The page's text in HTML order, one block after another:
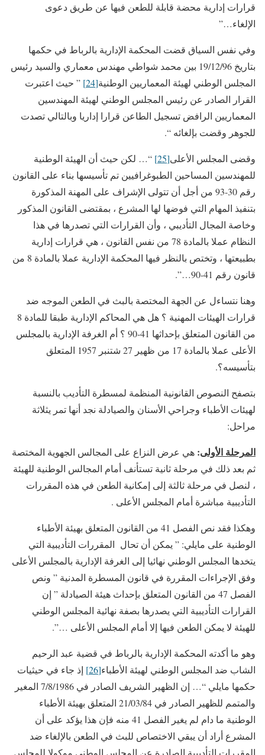
قرارات إدارية محضة قابلة للطعن فيها عن طريق دعوى
الإلغاء…”
وفي نفس السياق قضت المحكمة الإدارية بالرباط في حكمها
بتاريخ 19/12/96 بين محمد شواطي مهندس معماري والسيد رئيس
المجلس الوطني لهيئة المعماريين الوطنية[24]
” حيث اعتبرت
القرار الصادر عن رئيس المجلس الوطني لهيئة المهندسين
المعماريين الرافض تسجيل الطاعن قرارا إداريا وبالتالي تصدت
للجوهر وقضت بإلغائه “.
وقضى المجلس الأعلى[25]
“… لكن حيث أن الهيئة الوطنية
للمهندسين المساحين الطبوغرافيين تم تأسيسها بناء على القانون
رقم 30-93 من أجل أن تتولى الإشراف على المهنة المذكورة
بتنفيذ المهام التي فوضها لها المشرع ، بمقتضى القانون المذكور
وخاصة المجال التأديبي ، وأن القرارات التي تصدرها في هذا
النظام عملا بالمادة 78 من نفس القانون ، هي قرارات إدارية
بطبيعتها ، وتختص بالنظر فيها المحكمة الإدارية عملا بالمادة 8 من
قانون رقم 41-90…”.
وهنا نتساءل عن الجهة المختصة بالبث في الطعن الموجه ضد
قرارات الهيئات المهنية ؟ هل هي المحاكم الإدارية طبقا للمادة 8
من القانون المتعلق بإحداثها 41-90 ؟ أم الغرفة الإدارية بالمجلس
الأعلى عملا بالمادة 17 من ظهير 27 شتنبر 1957 المتعلق
بتأسيسه؟.
بتصفح النصوص القانونية المنظمة لمسطرة التأديب بالنسبة
لهيئات الأطباء وجراحي الأسنان والصيادلة نجد أنها تمر يثلاثة
مراحل:
المرحلة الأولى: هي عرض النزاع على المجالس الجهوية المختصة
ثم بعد ذلك في مرحلة ثانية تستأنف أمام المجالس الوطنية للهيئة
، لنصل في مرحلة ثالثة إلى إمكانية الطعن في هذه المقررات
التأديبية مباشرة أمام المجلس الأعلى .
وهكذا فقد نص الفصل 41 من القانون المتعلق بهيئة الأطباء
الوطنية على مايلي: ” يمكن أن تحال المقررات التأديبية التي
يتخدها المجلس الوطني نهائيا إلى الغرفة الإدارية بالمجلس الأعلى
وفق الإجراءات المقررة في قانون المسطرة المدنية ” ونص
الفصل 47 من القانون المتعلق بإحداث هيئة الصيادلة ” إن
القرارات التأديبية التي يصدرها بصفة نهائية المجلس الوطني
للهيئة لا يمكن الطعن فيها إلا أمام المجلس الأعلى …”.
وهو ما أكدته المحكمة الإدارية بالرباط في قضية عبد الرحيم
الشاب ضد المجلس الوطني لهيئة الأطباء[26]
إذ جاء في حيثيات
حكمها مايلي “… إن الظهير الشريف الصادر في 7/8/1986 المغير
والمتمم للظهير الصادر في 21/03/84 المتعلق بهيئة الأطباء
الوطنية ما دام لم يغير الفصل 41 منه فإن هذا يؤكد على أن
المشرع أراد أن يبقي الاختصاص للبث في الطعن بالإلغاء ضد
المقررات التأديبية الصادرة عن المجلس الوطني موكولا للمجلس